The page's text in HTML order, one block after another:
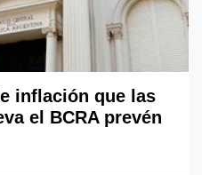
inflación que las
el BCRA prevén